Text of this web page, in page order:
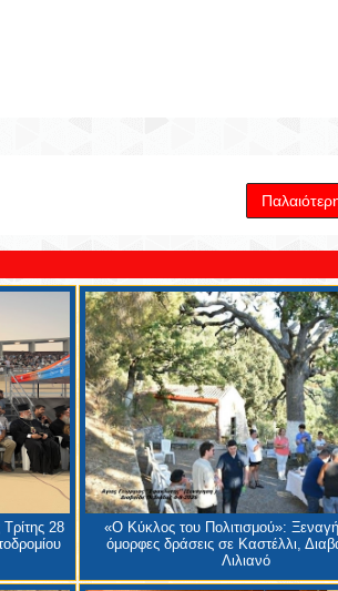
28
«Ο Κύκλος του Πολιτισμού»:
όμορφες δράσεις σε Καστέλλι,
Λιλιανό